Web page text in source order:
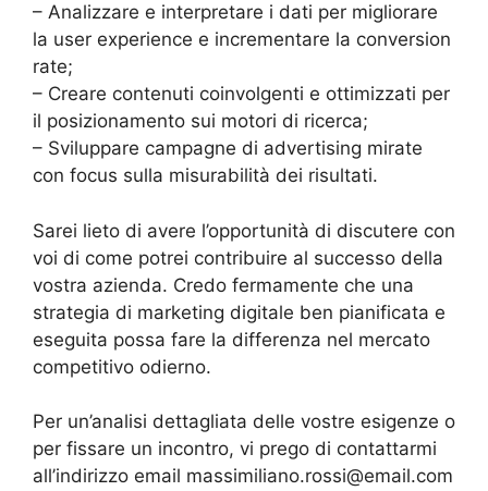
– Analizzare e interpretare i dati per migliorare
la user experience e incrementare la conversion
rate;
– Creare contenuti coinvolgenti e ottimizzati per
il posizionamento sui motori di ricerca;
– Sviluppare campagne di advertising mirate
con focus sulla misurabilità dei risultati.
Sarei lieto di avere l’opportunità di discutere con
voi di come potrei contribuire al successo della
vostra azienda. Credo fermamente che una
strategia di marketing digitale ben pianificata e
eseguita possa fare la differenza nel mercato
competitivo odierno.
Per un’analisi dettagliata delle vostre esigenze o
per fissare un incontro, vi prego di contattarmi
all’indirizzo email massimiliano.rossi@email.com